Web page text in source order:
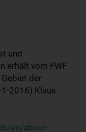
und
erhält vom FWF
der
2016) Klaus
en/about-